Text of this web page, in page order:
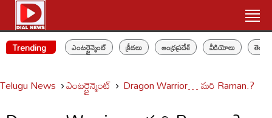
Trending ఎంటర్టైన్మెంట్ క్రీడలు ఆంధ్రప్రదేశ్ వీడియోలు
Telugu News ఎంటర్టైన్మెంట్ Dragon Warrior… మరి Raman.?